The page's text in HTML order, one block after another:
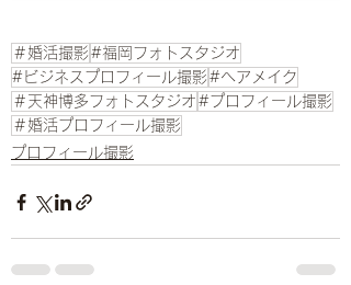
＃婚活撮影 #福岡フォトスタジオ
#ビジネスプロフィール撮影 #ヘアメイク
＃天神博多フォトスタジオ #プロフィール撮影
＃婚活プロフィール撮影
プロフィール撮影